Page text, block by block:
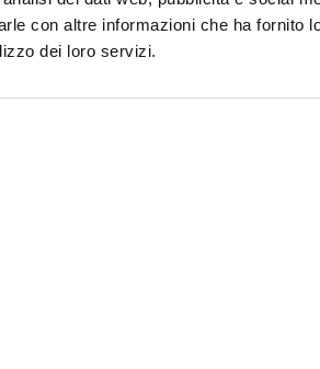
con altre informazioni che ha fornito
dei loro servizi.
digitalizzazione, ICT